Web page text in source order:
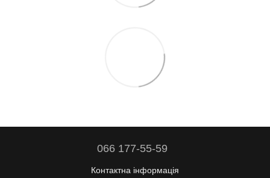
066 177-55-59
Контактна інформація